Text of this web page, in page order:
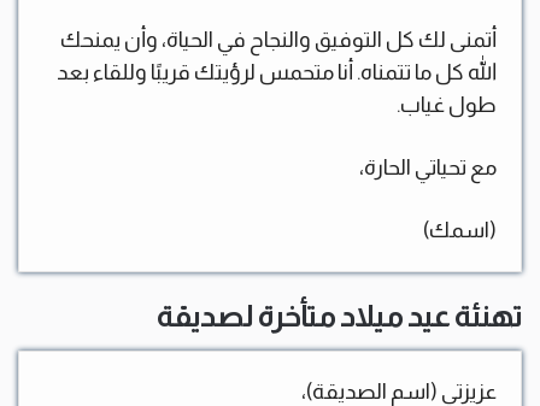
أتمنى لك كل التوفيق والنجاح في الحياة، وأن يمنحك
الله كل ما تتمناه. أنا متحمس لرؤيتك قريبًا وللقاء بعد
طول غياب.
مع تحياتي الحارة،
(اسمك)
تهنئة عيد ميلاد متأخرة لصديقة
عزيزتي (اسم الصديقة)،